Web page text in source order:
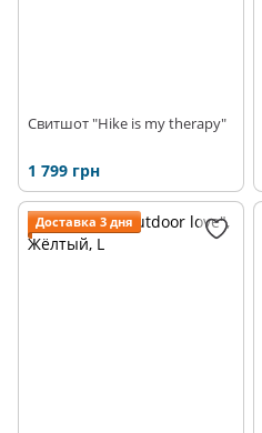
Свитшот "Hike is my therapy"
1 799 грн
Доставка 3 дня